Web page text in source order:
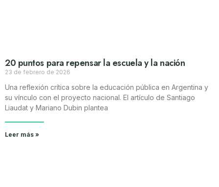
20 puntos para repensar la escuela y la nación
23 de febrero de 2026
Una reflexión crítica sobre la educación pública en Argentina y
su vínculo con el proyecto nacional. El artículo de Santiago
Liaudat y Mariano Dubin plantea
Leer más »